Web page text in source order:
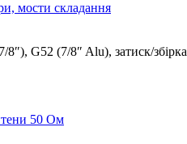
мости складання
50 Ом
8″), G52 (7/8″ Alu), затиск/збірка